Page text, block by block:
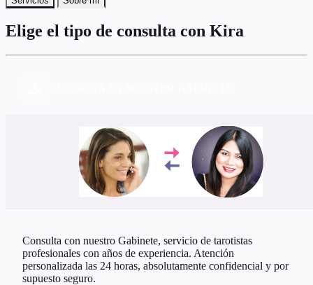
Elige el tipo de consulta con Kira
Consulta con nuestro Gabinete, servicio de tarotistas
profesionales con años de experiencia. Atención
personalizada las 24 horas, absolutamente confidencial y por
supuesto seguro.